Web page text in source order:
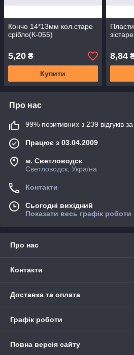
Кончо 14*13мм кол.старе
срібло(К-055)
5,20 ₴
Купити
8,84
Про нас
99% позитивних з 239 відгуків за
Працює з 03.04.2009
м. Светловодск
Светловодск, Україна
Контакти
Сьогодні вихідний
Показати весь графік роботи
Про нас
Контакти
Доставка та оплата
Графік роботи
Повна версія сайту